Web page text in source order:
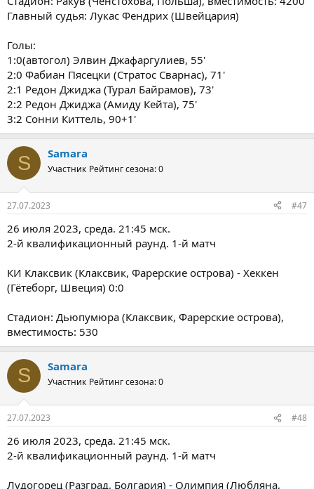
Главный судья: Лукас Фендрих (Швейцария)
Голы:
1:0(автогол) Элвин Джафаргулиев, 55'
2:0 Фабиан Пясецки (Стратос Сварнас), 71'
2:1 Редон Джиджа (Турал Байрамов), 73'
2:2 Редон Джиджа (Амиду Кейта), 75'
3:2 Сонни Киттель, 90+1'
S Samara
Участник Рейтинг сезона: 0
27.07.2023 #47
26 июля 2023, среда. 21:45 мск.
2-й квалификационный раунд. 1-й матч
КИ Клаксвик (Клаксвик, Фарерские острова) - Хеккен
(Гётеборг, Швеция) 0:0
Стадион: Дьюпумюра (Клаксвик, Фарерские острова),
вместимость: 530
S Samara
Участник Рейтинг сезона: 0
27.07.2023 #48
26 июля 2023, среда. 21:45 мск.
2-й квалификационный раунд. 1-й матч
Лудогорец (Разград, Болгария) - Олимпия (Любляна,